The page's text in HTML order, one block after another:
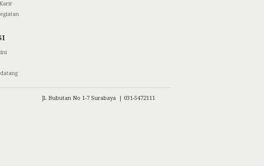
Jl. Bubutan No 1-7 Surabaya | 031-5472111